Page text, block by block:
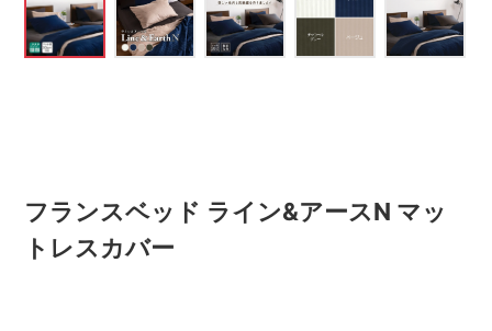
フランスベッド ライン&アースN マッ
トレスカバー